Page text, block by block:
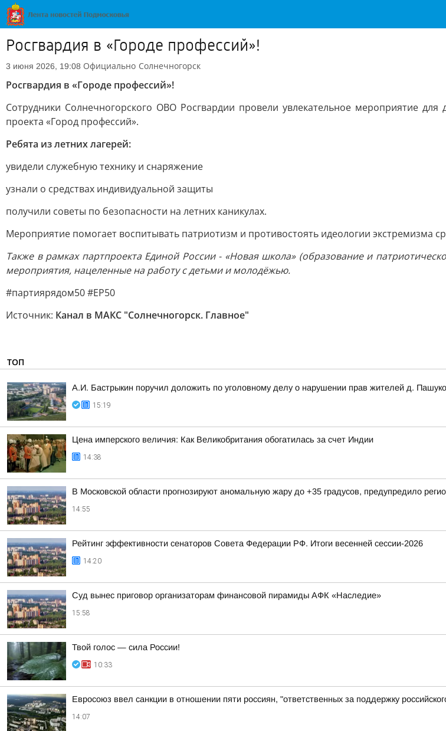
Росгвардия в «Городе профессий»!
3 июня 2026, 19:08 Официально Солнечногорск
Росгвардия в «Городе профессий»!
Сотрудники Солнечногорского ОВО Росгвардии провели увлекательное мероприятие
проекта «Город профессий».
Ребята из летних лагерей:
увидели служебную технику и снаряжение
узнали о средствах индивидуальной защиты
получили советы по безопасности на летних каникулах.
Мероприятие помогает воспитывать патриотизм и противостоять идеологии экстремизма
Также в рамках партпроекта Единой России - «Новая школа» (образование и
мероприятия, нацеленные на работу с детьми и молодёжью.
#партиярядом50 #ЕР50
Источник: Канал в МАКС "Солнечногорск. Главное"
ТОП
А.И. Бастрыкин поручил доложить по уголовному делу о нарушении прав жителей д.
15:19
Цена имперского величия: Как Великобритания обогатилась за счет Индии
14:38
В Московской области прогнозируют аномальную жару до +35 градусов, предупредило
14:55
Рейтинг эффективности сенаторов Совета Федерации РФ. Итоги весенней сессии-2026
14:20
Суд вынес приговор организаторам финансовой пирамиды АФК «Наследие»
15:58
Твой голос — сила России!
10:33
Евросоюз ввел санкции в отношении пяти россиян, "ответственных за поддержку
14:07